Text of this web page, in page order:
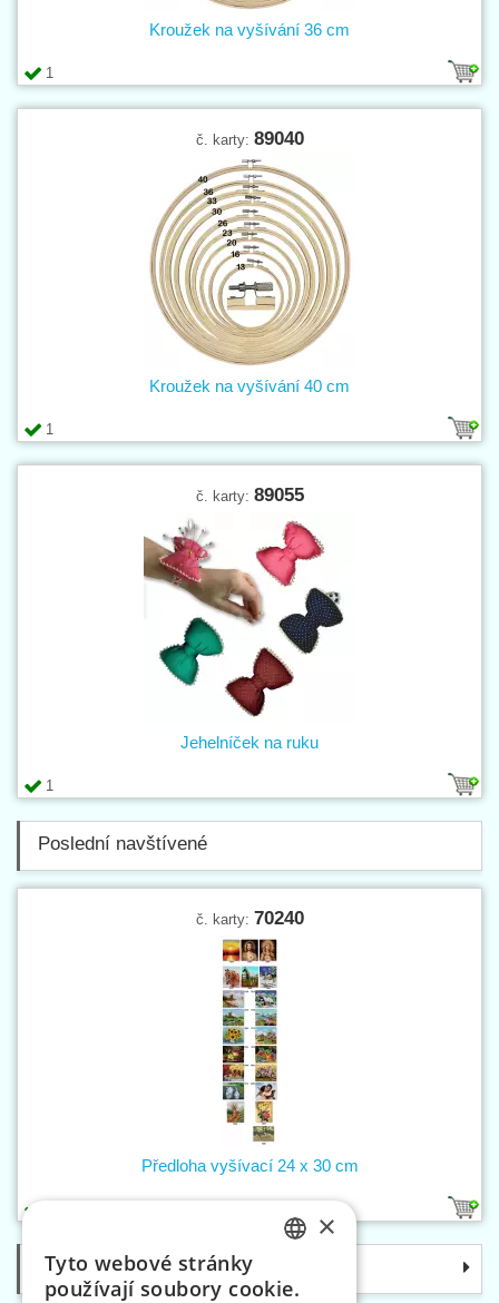
1
Kroužek na vyšívání 36 cm
č. karty: 89040
1
Kroužek na vyšívání 40 cm
č. karty: 89055
1
Jehelníček na ruku
Poslední navštívené
č. karty: 70240
Předloha vyšívací 24 x 30 cm
Kategorie
×
Tyto webové stránky
používají soubory cookie.